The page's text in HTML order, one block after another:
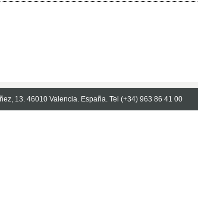
13. 46010 Valencia. España. Tel (+34) 963 86 41 00